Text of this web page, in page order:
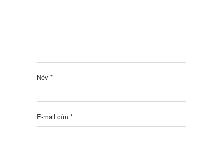
Név *
E-mail cím *